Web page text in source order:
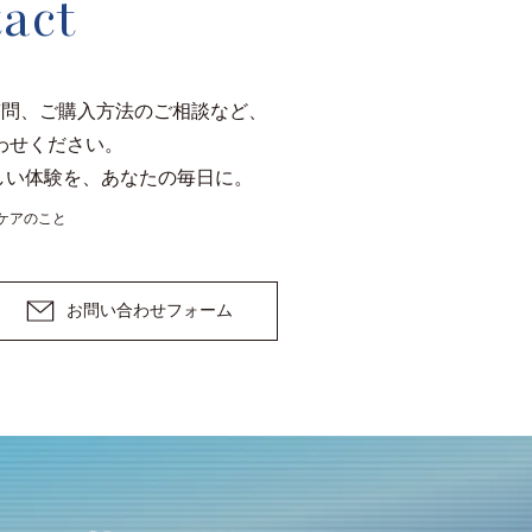
、
ご購入方法のご相談など、
ください。
い体験を、あなたの毎日に。
アのこと
お問い合わせフォーム